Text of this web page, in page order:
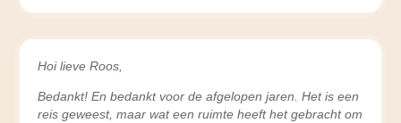
Hoi lieve Roos,
Bedankt! En bedankt voor de afgelopen jaren. Het is een
reis geweest, maar wat een ruimte heeft het gebracht om